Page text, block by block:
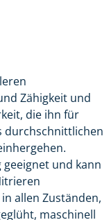
Zähigkeit und
die ihn für
durchschnittlichen
und kann
allen Zuständen,
maschinell